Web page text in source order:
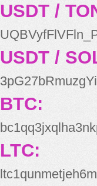
USDT /
USDT /
BTC:
LTC: